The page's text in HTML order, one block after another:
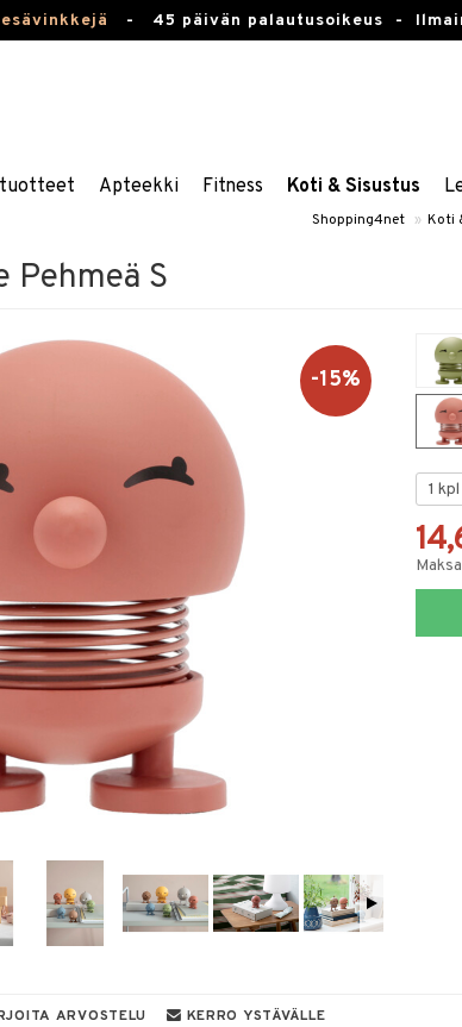
- 45 päivän palautusoikeus -
Apteekki Fitness Koti & Sisustus
Shopping4net » Koti
Pehmeä S
-15%
ARVOSTELU KERRO YSTÄVÄLLE